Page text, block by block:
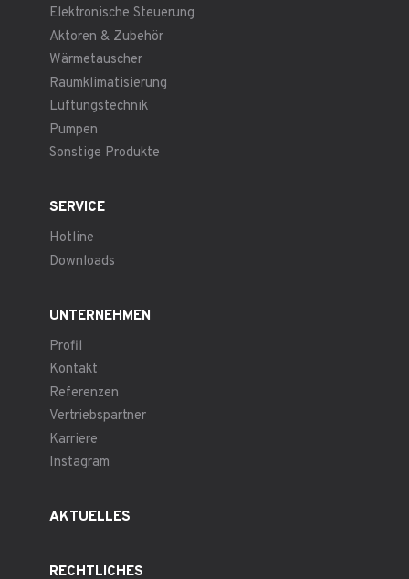
Elektronische Steuerung
Aktoren & Zubehör
Wärmetauscher
Raumklimatisierung
Lüftungstechnik
Pumpen
Sonstige Produkte
SERVICE
Hotline
Downloads
UNTERNEHMEN
Profil
Kontakt
Referenzen
Vertriebspartner
Karriere
Instagram
AKTUELLES
RECHTLICHES